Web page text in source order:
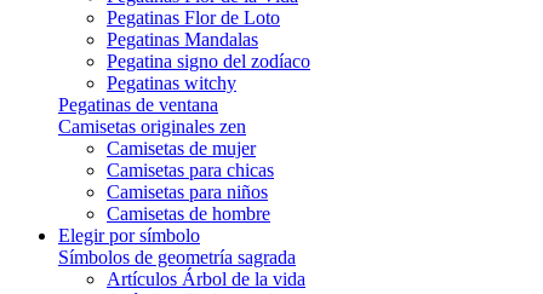
Pegatinas Flor de Loto
Pegatinas Mandalas
Pegatina signo del zodíaco
Pegatinas witchy
Pegatinas de ventana
Camisetas originales zen
Camisetas de mujer
Camisetas para chicas
Camisetas para niños
Camisetas de hombre
Elegir por símbolo
Símbolos de geometría sagrada
Artículos Árbol de la vida